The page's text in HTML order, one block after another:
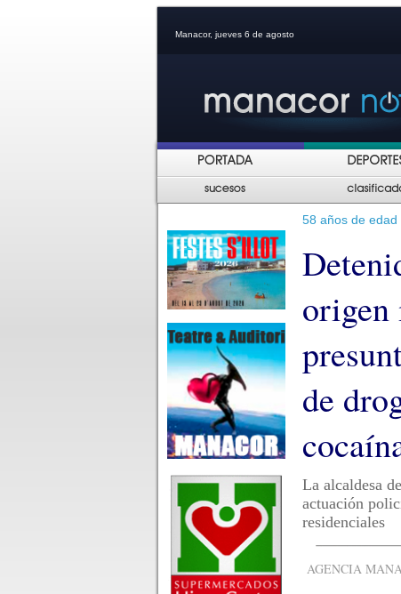
Manacor, jueves 6 de agosto
58 años de
origen
de
La alcaldesa
actuación
residenciales
AGENCIA